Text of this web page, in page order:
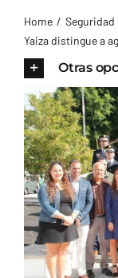
AYUNTAMIENTO
TURISMO
CONTACTO
Home
Seguridad
Yaiza distingue a
Otras